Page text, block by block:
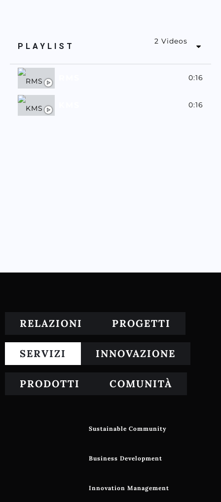
PLAYLIST
2 Videos
0:16
0:16
RELAZIONI PROGETTI
SERVIZI INNOVAZIONE
PRODOTTI COMUNITÀ
Sustainable Community
Business Development
Innovation Management